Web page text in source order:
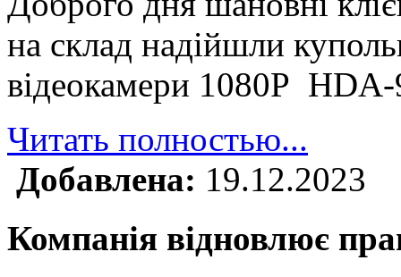
на склад надійшли
відеокамери 1080P
Читать полностью...
Добавлена: 19.12.2023
Компанія відновлює